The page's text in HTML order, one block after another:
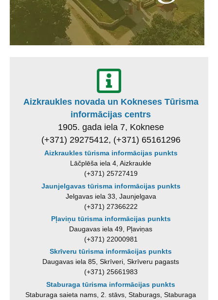
Aizkraukles novada un Kokneses Tūrisma
informācijas centrs
1905. gada iela 7, Koknese
(+371) 29275412, (+371) 65161296
Aizkraukles tūrisma informācijas punkts
Lāčplēša iela 4, Aizkraukle
(+371) 25727419
Jaunjelgavas tūrisma informācijas punkts
Jelgavas iela 33, Jaunjelgava
(+371) 27366222
Pļaviņu tūrisma informācijas punkts
Daugavas iela 49, Pļaviņas
(+371) 22000981
Skrīveru tūrisma informācijas punkts
Daugavas iela 85, Skrīveri, Skrīveru pagasts
(+371) 25661983
Staburaga tūrisma informācijas punkts
Staburaga saieta nams, 2. stāvs, Staburags, Staburaga